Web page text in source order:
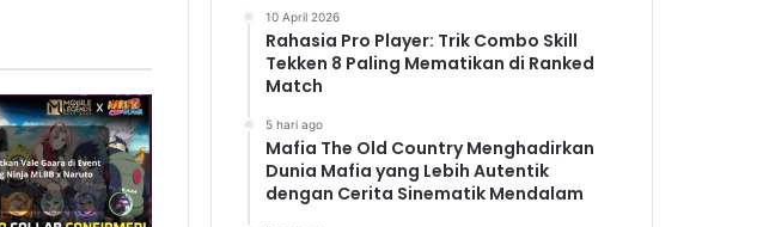
10 April 2026
Rahasia Pro Player: Trik Combo Skill
Tekken 8 Paling Mematikan di Ranked
Match
5 hari ago
Mafia The Old Country Menghadirkan
Dunia Mafia yang Lebih Autentik
dengan Cerita Sinematik Mendalam